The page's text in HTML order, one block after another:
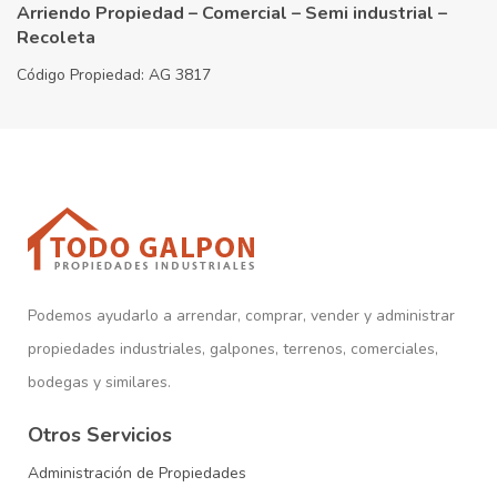
Arriendo Propiedad – Comercial – Semi industrial –
Recoleta
Código Propiedad: AG 3817
Podemos ayudarlo a arrendar, comprar, vender y administrar
propiedades industriales, galpones, terrenos, comerciales,
bodegas y similares.
Otros Servicios
Administración de Propiedades